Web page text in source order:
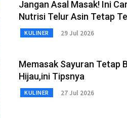
Jangan Asal Masak! Ini
Nutrisi Telur Asin Tetap
KULINER 29 Jul 2026
Memasak Sayuran Tetap
Hijau,ini Tipsnya
KULINER 27 Jul 2026